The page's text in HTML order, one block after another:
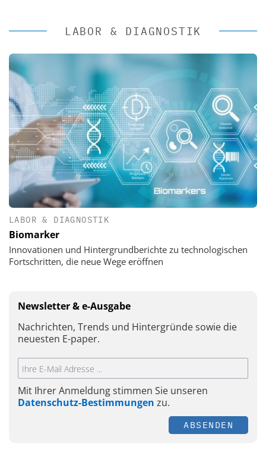
LABOR & DIAGNOSTIK
LABOR & DIAGNOSTIK
Biomarker
Innovationen und Hintergrundberichte zu technologischen
Fortschritten, die neue Wege eröffnen
Newsletter & e-Ausgabe
Nachrichten, Trends und Hintergründe sowie die
neuesten E-paper.
Mit Ihrer Anmeldung stimmen Sie unseren
Datenschutz-Bestimmungen zu.
ABSENDEN